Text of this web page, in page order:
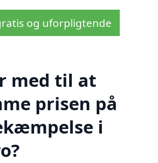
og uforpligtende
med til at
prisen på
i